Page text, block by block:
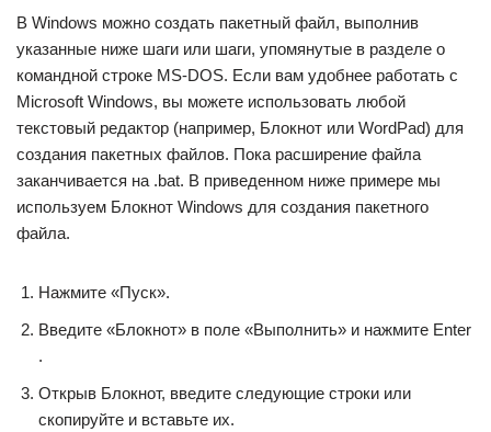
В Windows можно создать пакетный файл, выполнив
указанные ниже шаги или шаги, упомянутые в разделе о
командной строке MS-DOS. Если вам удобнее работать с
Microsoft Windows, вы можете использовать любой
текстовый редактор (например, Блокнот или WordPad) для
создания пакетных файлов. Пока расширение файла
заканчивается на .bat. В приведенном ниже примере мы
используем Блокнот Windows для создания пакетного
файла.
Нажмите «Пуск».
Введите «Блокнот» в поле «Выполнить» и нажмите Enter
.
Открыв Блокнот, введите следующие строки или
скопируйте и вставьте их.